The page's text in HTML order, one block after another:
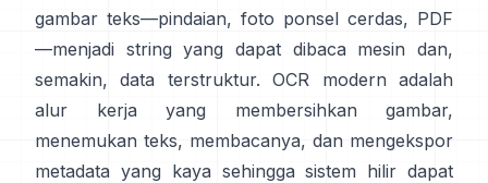
gambar teks—pindaian, foto ponsel cerdas, PDF
—menjadi string yang dapat dibaca mesin dan,
semakin, data terstruktur. OCR modern adalah
alur kerja yang membersihkan gambar,
menemukan teks, membacanya, dan mengekspor
metadata yang kaya sehingga sistem hilir dapat